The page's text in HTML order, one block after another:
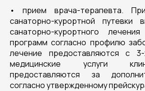
• прием врача-терапевта.
санаторно-курортной путевки
санаторно-курортного
программ согласно профилю
лечение предоставляются с
медицинские услуги
предоставляются за
согласно утвержденному